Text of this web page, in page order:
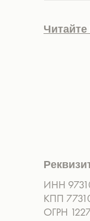
ИНН
КПП
ОГРН